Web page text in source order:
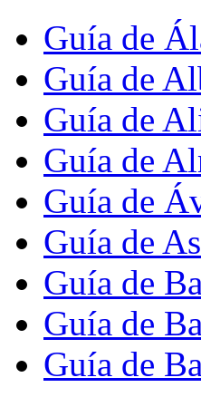
Guía de
Guía de
Guía de
Guía de
Guía de
Guía de
Guía de
Guía de
Guía de